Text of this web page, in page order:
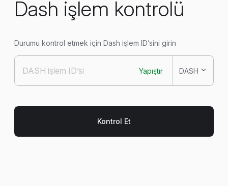
Dash işlem kontrolü
Durumu kontrol etmek için Dash işlem ID’sini girin
Yapıştır DASH